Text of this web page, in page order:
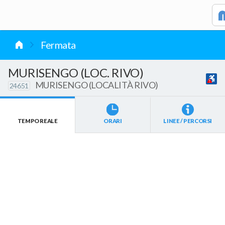
Fermata
MURISENGO (LOC. RIVO)
24651 MURISENGO (LOCALITÀ RIVO)
TEMPO REALE ORARI LINEE / PERCORSI